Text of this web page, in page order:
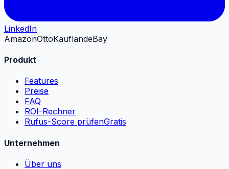
LinkedIn
AmazonOttoKauflandeBay
Produkt
Features
Preise
FAQ
ROI-Rechner
Rufus-Score prüfenGratis
Unternehmen
Über uns